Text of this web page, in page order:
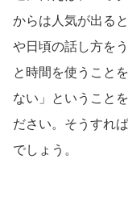
からは人気が出る
や日頃の話し方を
と時間を使うこと
ない」ということ
ださい。そうすれ
でしょう。